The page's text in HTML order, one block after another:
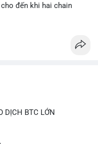
đến khi hai chain
DỊCH BTC LỚN